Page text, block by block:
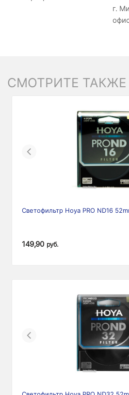
г.
СМОТРИТЕ ТАКЖЕ
Previous
Светофильтр Hoya PRO ND16
149,90 руб.
Previous